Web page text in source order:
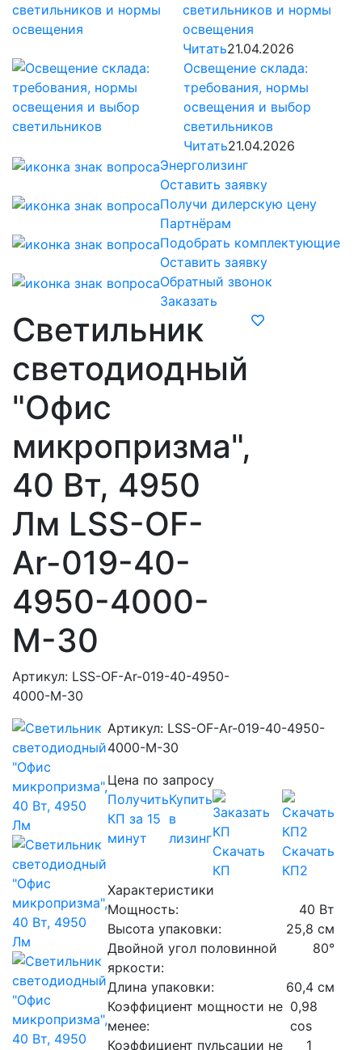
светильников и нормы
освещения
Читать21.04.2026
Освещение склада:
требования, нормы
освещения и выбор
светильников
Читать21.04.2026
Энерголизинг
Оставить заявку
Получи дилерскую цену
Партнёрам
Подобрать комплектующие
Оставить заявку
Обратный звонок
Заказать
Светильник
светодиодный
"Офис
микропризма",
40 Вт, 4950
Лм LSS-OF-
Ar-019-40-
4950-4000-
M-30
Артикул: LSS-OF-Ar-019-40-4950-
4000-M-30
Артикул: LSS-OF-Ar-019-40-4950-
4000-M-30
Характеристики
Мощность:
40 Вт
Высота упаковки:
25,8 см
Двойной угол половинной
яркости:
80°
Длина упаковки:
60,4 см
Коэффициент мощности не
менее:
0,98
cos
Коэффициент пульсации не
1
Цена по запросу
Получить
КП за 15
минут
Купить
в
лизинг
Скачать
КП
Скачать
КП2